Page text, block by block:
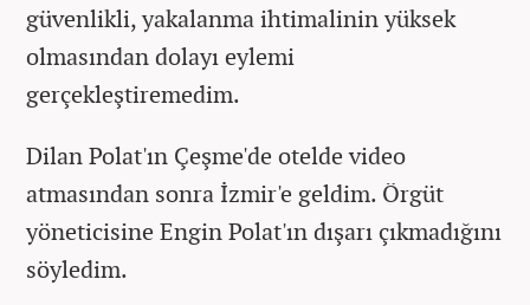
güvenlikli, yakalanma ihtimalinin yüksek
olmasından dolayı eylemi
gerçekleştiremedim.
Dilan Polat'ın Çeşme'de otelde video
atmasından sonra İzmir'e geldim. Örgüt
yöneticisine Engin Polat'ın dışarı çıkmadığını
söyledim.